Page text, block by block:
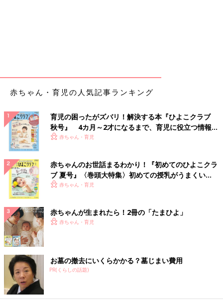
赤ちゃん・育児の人気記事ランキング
育児の困ったがズバリ！解決する本『ひよこクラブ
秋号』 4カ月～2才になるまで、育児に役立つ情報が
いっぱい！
赤ちゃん・育児
赤ちゃんのお世話まるわかり！『初めてのひよこクラ
ブ 夏号』〈巻頭大特集〉初めての授乳がうまくい
く！ おっぱい・ミルクの基本と夏のトラブル 解決テ
赤ちゃん・育児
赤ちゃんが生まれたら！2冊の「たまひよ」
赤ちゃん・育児
お墓の撤去にいくらかかる？墓じまい費用
PR(くらしの話題)